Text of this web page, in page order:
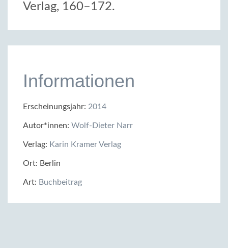
Verlag, 160–172.
Informationen
Erscheinungsjahr: 2014
Autor*innen: Wolf-Dieter Narr
Verlag: Karin Kramer Verlag
Ort: Berlin
Art: Buchbeitrag